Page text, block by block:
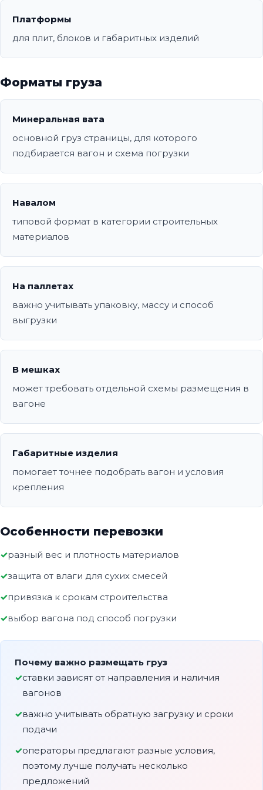
Платформы
для плит, блоков и габаритных изделий
Форматы груза
Минеральная вата
основной груз страницы, для которого
подбирается вагон и схема погрузки
Навалом
типовой формат в категории строительных
материалов
На паллетах
важно учитывать упаковку, массу и способ
выгрузки
В мешках
может требовать отдельной схемы размещения в
вагоне
Габаритные изделия
помогает точнее подобрать вагон и условия
крепления
Особенности перевозки
разный вес и плотность материалов
защита от влаги для сухих смесей
привязка к срокам строительства
выбор вагона под способ погрузки
Почему важно размещать груз
ставки зависят от направления и наличия
вагонов
важно учитывать обратную загрузку и сроки
подачи
операторы предлагают разные условия,
поэтому лучше получать несколько
предложений